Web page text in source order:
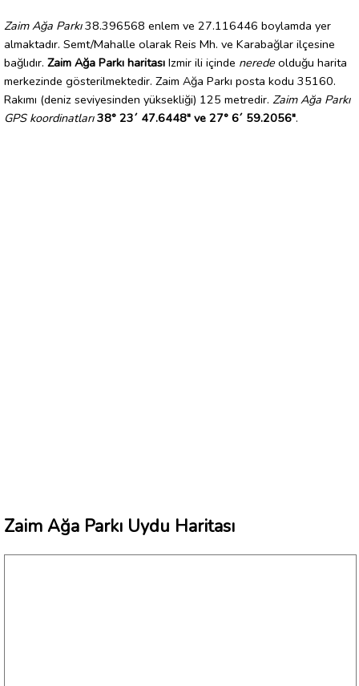
Zaim Ağa Parkı38.396568 enlem ve 27.116446 boylamda yer
almaktadır. Semt/Mahalle olarak Reis Mh. ve Karabağlar ilçesine
bağlıdır. Zaim Ağa Parkı haritası Izmir ili içinde nerede olduğu harita
merkezinde gösterilmektedir. Zaim Ağa Parkı posta kodu 35160.
Rakımı (deniz seviyesinden yüksekliği) 125 metredir. Zaim Ağa Parkı
GPS koordinatları 38° 23´ 47.6448" ve 27° 6´ 59.2056".
Zaim Ağa Parkı Uydu Haritası